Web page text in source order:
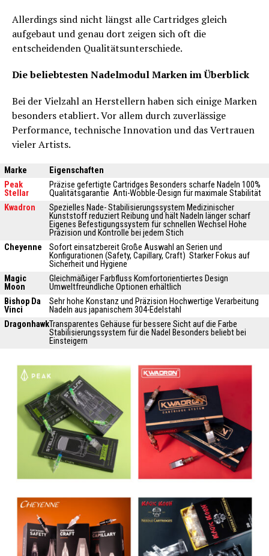
Allerdings sind nicht längst alle Cartridges gleich
aufgebaut und genau dort zeigen sich oft die
entscheidenden Qualitätsunterschiede.
Die beliebtesten Nadelmodul Marken im Überblick
Bei der Vielzahl an Herstellern haben sich einige Marken
besonders etabliert. Vor allem durch zuverlässige
Performance, technische Innovation und das Vertrauen
vieler Artists.
Marke
Eigenschaften
Peak
Stellar
Präzise gefertigte Cartridges Besonders scharfe Nadeln 100%
Qualitätsgarantie Anti-Wobble-Design für maximale Stabilität
Kwadron
Spezielles Nade- Stabilisierungssystem Medizinischer
Kunststoff reduziert Reibung und hält Nadeln länger scharf
Eigenes Befestigungssystem für schnellen Wechsel Hohe
Präzision und Kontrolle bei jedem Stich
Cheyenne
Sofort einsatzbereit Große Auswahl an Serien und
Konfigurationen (Safety, Capillary, Craft) Starker Fokus auf
Sicherheit und Hygiene
Magic
Moon
Gleichmäßiger Farbfluss Komfortorientiertes Design
Umweltfreundliche Optionen erhältlich
Bishop Da
Vinci
Sehr hohe Konstanz und Präzision Hochwertige Verarbeitung
Nadeln aus japanischem 304-Edelstahl
DragonhawkTransparentes Gehäuse für bessere Sicht auf die Farbe
Stabilisierungssystem für die Nadel Besonders beliebt bei
Einsteigern